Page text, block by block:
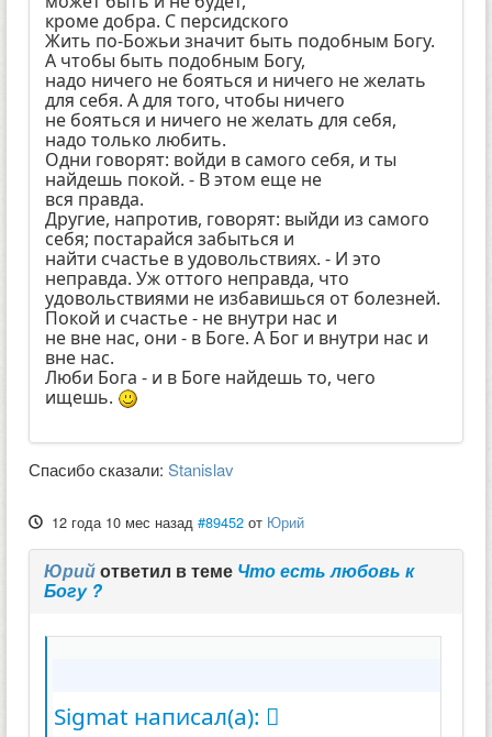
кроме добра. С персидского
Жить по-Божьи значит быть подобным Богу.
А чтобы быть подобным Богу,
надо ничего не бояться и ничего не желать
для себя. А для того, чтобы ничего
не бояться и ничего не желать для себя,
надо только любить.
Одни говорят: войди в самого себя, и ты
найдешь покой. - В этом еще не
вся правда.
Другие, напротив, говорят: выйди из самого
себя; постарайся забыться и
найти счастье в удовольствиях. - И это
неправда. Уж оттого неправда, что
удовольствиями не избавишься от болезней.
Покой и счастье - не внутри нас и
не вне нас, они - в Боге. А Бог и внутри нас и
вне нас.
Люби Бога - и в Боге найдешь то, чего
ищешь.
Спасибо сказали: Stanislav
12 года 10 мес назад #89452 от Юрий
Юрийответил в теме Что есть любовь к
Богу ?
Sigmat написал(а):